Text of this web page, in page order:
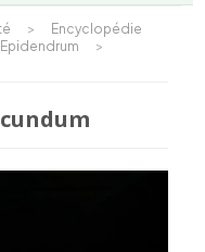
>
Encyclopédie
Epidendrum
>